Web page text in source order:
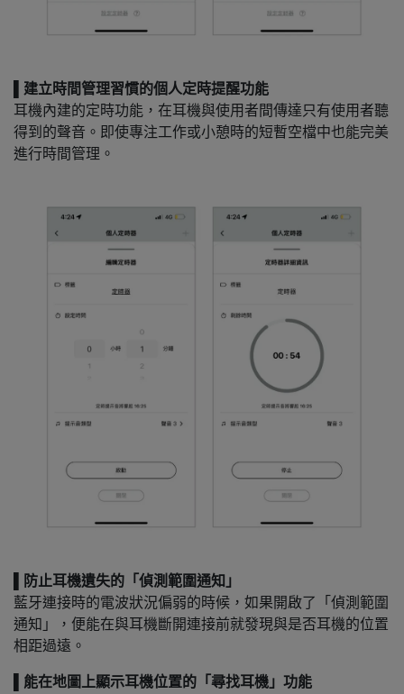
▌建立時間管理習慣的個人定時提醒功能
耳機內建的定時功能，在耳機與使用者間傳達只有使用者聽
得到的聲音。即使專注工作或小憩時的短暫空檔中也能完美
進行時間管理。
▌防⽌耳機遺失的「偵測範圍通知」
藍牙連接時的電波狀況偏弱的時候，如果開啟了「偵測範圍
通知」，便能在與耳機斷開連接前就發現與是否耳機的位置
相距過遠。
▌能在地圖上顯⽰耳機位置的「尋找耳機」功能